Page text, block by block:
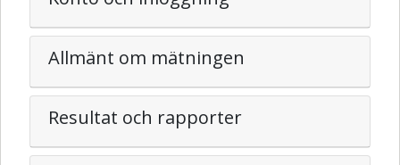
Allmänt om mätningen
Resultat och rapporter